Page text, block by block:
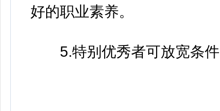
好的职业素养。
5.特别优秀者可放宽条